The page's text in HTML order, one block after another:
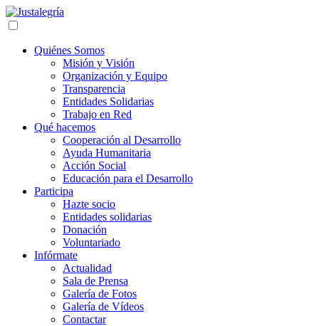
Quiénes Somos
Misión y Visión
Organización y Equipo
Transparencia
Entidades Solidarias
Trabajo en Red
Qué hacemos
Cooperación al Desarrollo
Ayuda Humanitaria
Acción Social
Educación para el Desarrollo
Participa
Hazte socio
Entidades solidarias
Donación
Voluntariado
Infórmate
Actualidad
Sala de Prensa
Galería de Fotos
Galería de Vídeos
Contactar